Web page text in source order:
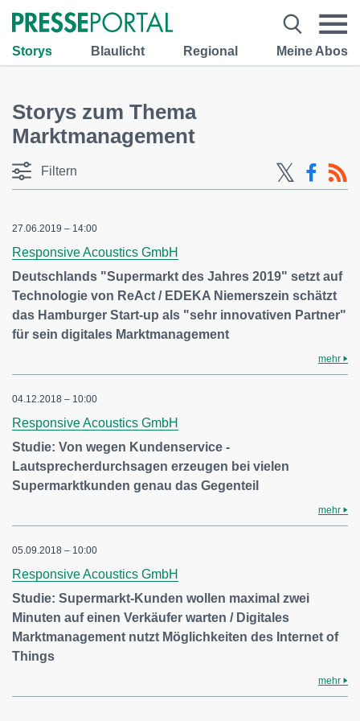
Storys Blaulicht Regional Meine Abos
Storys zum Thema
Marktmanagement
Filtern
27.06.2019 – 14:00
Responsive Acoustics GmbH
Deutschlands "Supermarkt des Jahres 2019" setzt auf
Technologie von ReAct / EDEKA Niemerszein schätzt
das Hamburger Start-up als "sehr innovativen Partner"
für sein digitales Marktmanagement
mehr
04.12.2018 – 10:00
Responsive Acoustics GmbH
Studie: Von wegen Kundenservice -
Lautsprecherdurchsagen erzeugen bei vielen
Supermarktkunden genau das Gegenteil
mehr
05.09.2018 – 10:00
Responsive Acoustics GmbH
Studie: Supermarkt-Kunden wollen maximal zwei
Minuten auf einen Verkäufer warten / Digitales
Marktmanagement nutzt Möglichkeiten des Internet of
Things
mehr